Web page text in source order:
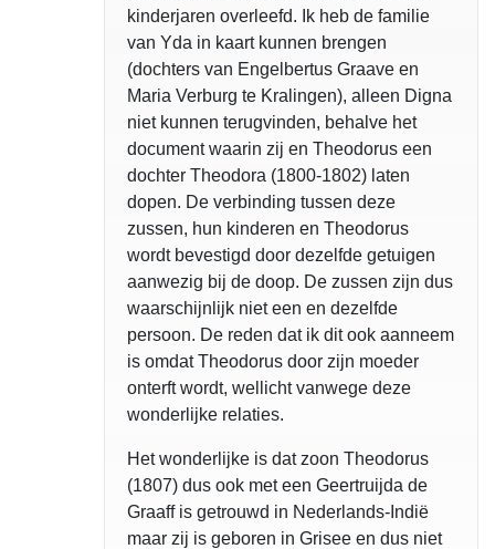
kinderjaren overleefd. Ik heb de familie
van Yda in kaart kunnen brengen
(dochters van Engelbertus Graave en
Maria Verburg te Kralingen), alleen Digna
niet kunnen terugvinden, behalve het
document waarin zij en Theodorus een
dochter Theodora (1800-1802) laten
dopen. De verbinding tussen deze
zussen, hun kinderen en Theodorus
wordt bevestigd door dezelfde getuigen
aanwezig bij de doop. De zussen zijn dus
waarschijnlijk niet een en dezelfde
persoon. De reden dat ik dit ook aanneem
is omdat Theodorus door zijn moeder
onterft wordt, wellicht vanwege deze
wonderlijke relaties.
Het wonderlijke is dat zoon Theodorus
(1807) dus ook met een Geertruijda de
Graaff is getrouwd in Nederlands-Indië
maar zij is geboren in Grisee en dus niet